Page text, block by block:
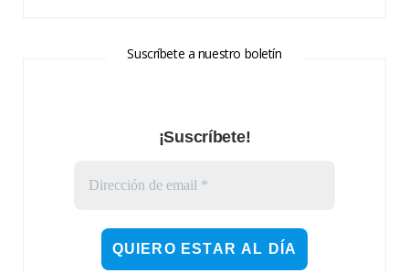
Suscríbete a nuestro boletín
¡Suscríbete!